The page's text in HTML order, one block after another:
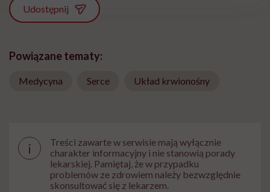
Udostępnij
Powiązane tematy:
Medycyna Serce Układ krwionośny
i
Treści zawarte w serwisie mają wyłącznie
charakter informacyjny i nie stanowią porady
lekarskiej. Pamiętaj, że w przypadku
problemów ze zdrowiem należy bezwzględnie
skonsultować się z lekarzem.